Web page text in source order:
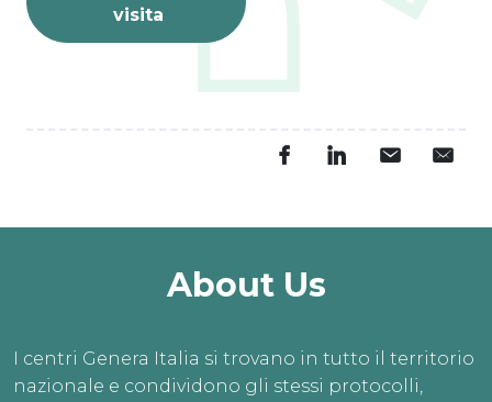
visita
About Us
I centri Genera Italia si trovano in tutto il territorio
nazionale e condividono gli stessi protocolli,